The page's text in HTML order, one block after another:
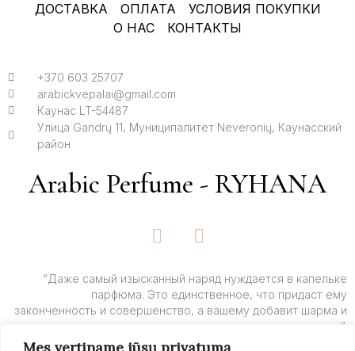
Mes vertiname jūsų privatumą
ДОСТАВКА ОПЛАТА
УСЛОВИЯ ПОКУПКИ
О НАС
КОНТАКТЫ
+370 603 25707
arabickvepalai@gmail.com
Каунас LT-54487
Улица Gandrų 11, Муниципалитет Neveronių, Каунасский
район
Arabic Perfume - RYHANA
F
a
e
b
o
o
I
n
t
a
g
r
“Даже самый изысканный наряд нуждается в капельке
парфюма. Это единственное, что придаст ему
законченность и совершенство, а вашему добавит шарма и
очарования”.